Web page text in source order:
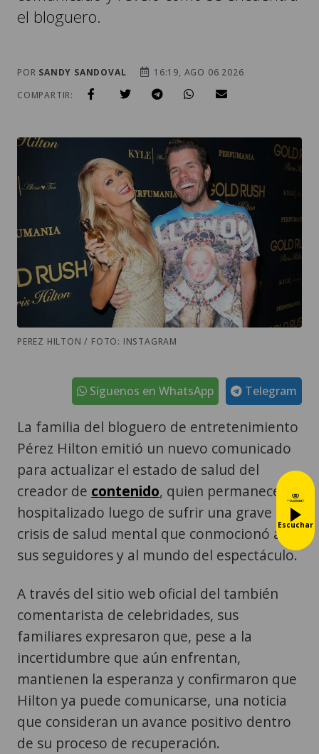
el bloguero.
POR SANDY SANDOVAL
16:19, AGO 06 2026
COMPARTIR:
PEREZ HILTON / FOTO: INSTAGRAM
Telegram
Síguenos en WhatsApp
La familia del bloguero de entretenimiento
Pérez Hilton emitió un nuevo comunicado
para actualizar el estado de salud del
creador de contenido, quien permanece
hospitalizado luego de sufrir una grave
crisis de salud mental que conmocionó a
sus seguidores y al mundo del espectáculo.
A través del sitio web oficial del también
comentarista de celebridades, sus
familiares expresaron que, pese a la
incertidumbre que aún enfrentan,
mantienen la esperanza y confirmaron que
Hilton ya puede comunicarse, una noticia
que consideran un avance positivo dentro
de su proceso de recuperación.
Escuchar